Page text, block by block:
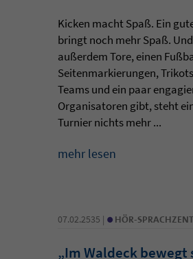
Kicken macht Spaß. Ein
bringt noch mehr Spaß.
außerdem Tore, einen
Seitenmarkierungen,
Teams und ein paar
Organisatoren gibt, steht
Turnier nichts mehr ...
mehr lesen
07.02.2535 | • HÖR-
„Im Waldeck bewegt